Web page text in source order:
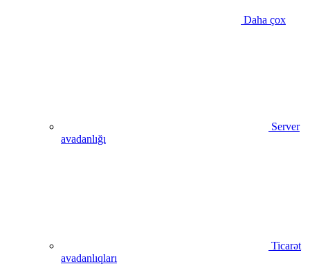
Daha çox
Server
avadanlığı
Ticarət
avadanlıqları